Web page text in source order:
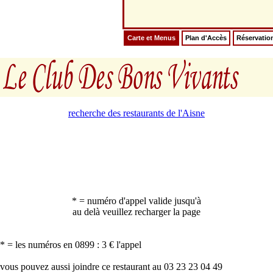
Carte et Menus Plan d'Accès
recherche des restaurants de l'Aisne
* = numéro d'appel valide jusqu'à
au delà veuillez recharger la page
* = les numéros en 0899 : 3 € l'appel
vous pouvez aussi joindre ce restaurant au 03 23 23 04 49